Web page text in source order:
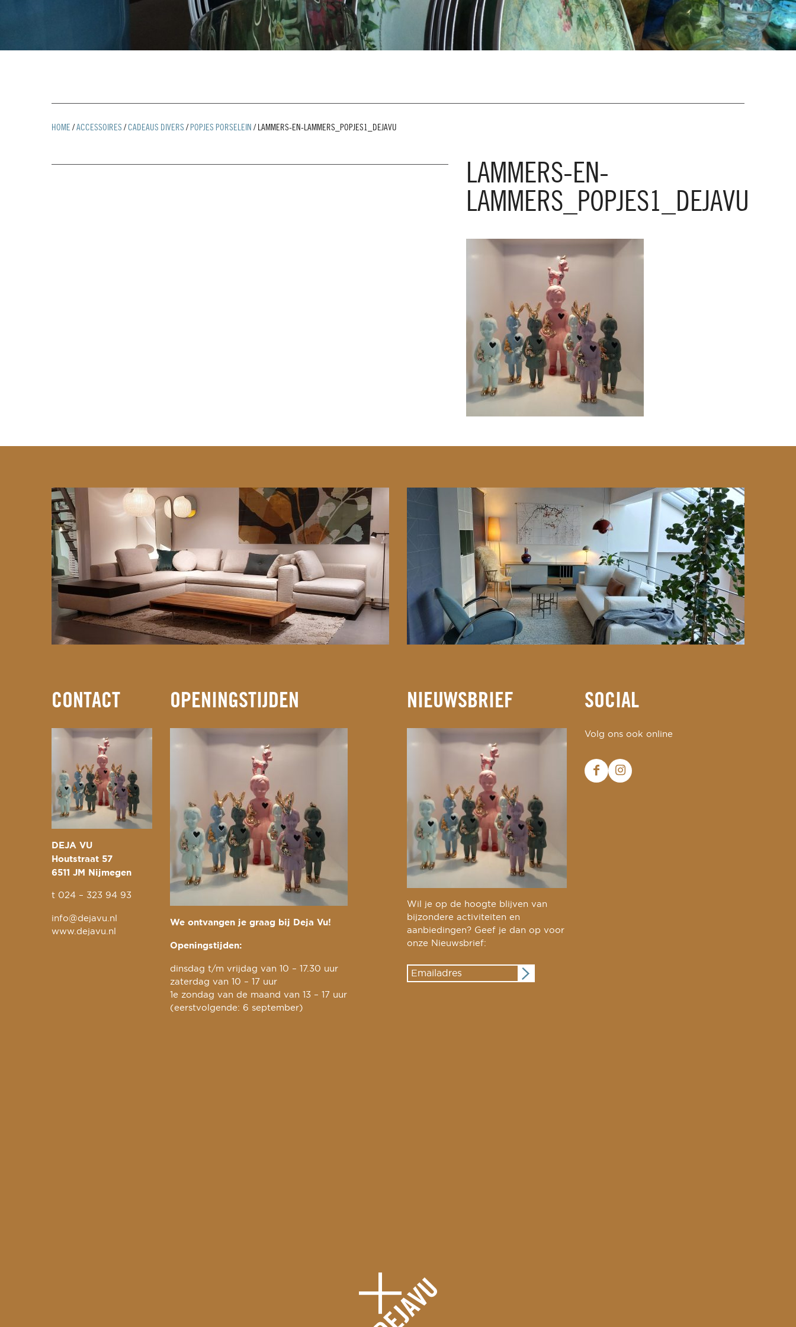
HOME / ACCESSOIRES / CADEAUS DIVERS / POPJES PORSELEIN / LAMMERS-EN-LAMMERS_POPJES1_DEJAVU
LAMMERS-EN-
LAMMERS_POPJES1_DEJAVU
CONTACT
DEJA VU
Houtstraat 57
6511 JM Nijmegen
t 024 – 323 94 93
info@dejavu.nl
www.dejavu.nl
OPENINGSTIJDEN
We ontvangen je graag bij Deja Vu!
Openingstijden:
dinsdag t/m vrijdag van 10 – 17.30 uur
zaterdag van 10 – 17 uur
1e zondag van de maand van 13 – 17 uur
(eerstvolgende: 6 september)
NIEUWSBRIEF
Wil je op de hoogte blijven van
bijzondere activiteiten en
aanbiedingen? Geef je dan op voor
onze Nieuwsbrief:
SOCIAL
Volg ons ook online